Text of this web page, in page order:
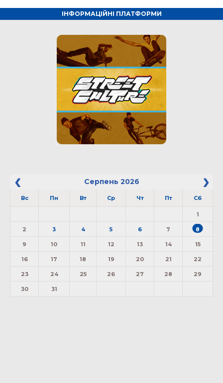
ІНФОРМАЦІЙНІ ПЛАТФОРМИ
Серпень 2026
Вс Пн Вт Ср Чт Пт Сб
1
2 3 4 5 6 7 8
9 10 11 12 13 14 15
16 17 18 19 20 21 22
23 24 25 26 27 28 29
30 31